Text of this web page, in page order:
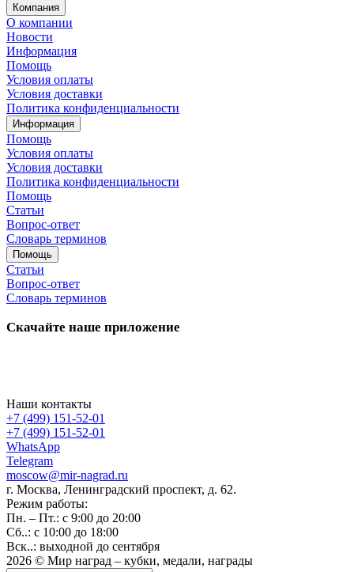
Компания
О компании
Новости
Информация
Помощь
Условия оплаты
Условия доставки
Политика конфиденциальности
Информация
Помощь
Условия оплаты
Условия доставки
Политика конфиденциальности
Помощь
Статьи
Вопрос-ответ
Словарь терминов
Помощь
Статьи
Вопрос-ответ
Словарь терминов
Скачайте наше приложение
Наши контакты
+7 (499) 151-52-01
+7 (499) 151-52-01
WhatsApp
Telegram
moscow@mir-nagrad.ru
г. Москва, Ленинградский проспект, д. 62.
Режим работы:
Пн. – Пт.: с 9:00 до 20:00
Сб..: с 10:00 до 18:00
Вск..: выходной до сентября
2026 © Мир наград – кубки, медали, награды